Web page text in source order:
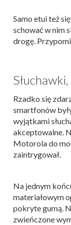
Samo etui też
schować w nim
drogę.
Rzadko się
smartfonów
wyjątkami
akceptowalne.
Motorola do
zaintrygował.
Na jednym
materiałowym
pokryte gumą.
zwieńczone